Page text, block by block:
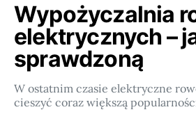
Wypożyczalnia
elektrycznych –
sprawdzoną
W ostatnim czasie elektryczne
cieszyć coraz większą